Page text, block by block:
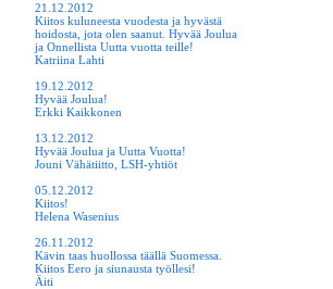
21.12.2012
Kiitos kuluneesta vuodesta ja hyvästä
hoidosta, jota olen saanut. Hyvää Joulua
ja Onnellista Uutta vuotta teille!
Katriina Lahti
19.12.2012
Hyvää Joulua!
Erkki Kaikkonen
13.12.2012
Hyvää Joulua ja Uutta Vuotta!
Jouni Vähätiitto, LSH-yhtiöt
05.12.2012
Kiitos!
Helena Wasenius
26.11.2012
Kävin taas huollossa täällä Suomessa.
Kiitos Eero ja siunausta työllesi!
Äiti